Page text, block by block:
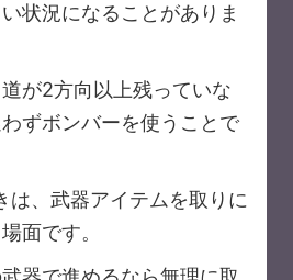
状況になることがありま
が2方向以上残っていな
ずボンバーを使うことで
は、武器アイテムを取りに
面です。